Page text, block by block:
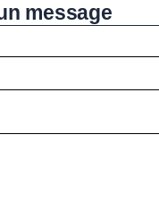
message